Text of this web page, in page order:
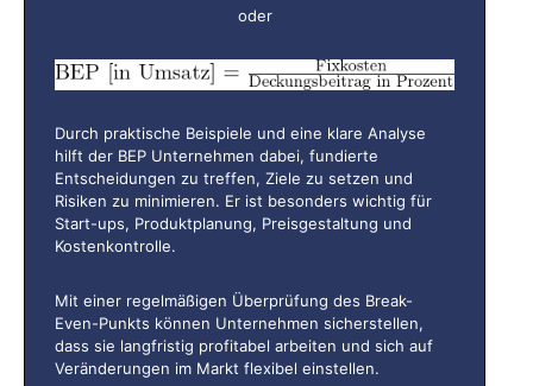
oder
Durch praktische Beispiele und eine klare Analyse
hilft der BEP Unternehmen dabei, fundierte
Entscheidungen zu treffen, Ziele zu setzen und
Risiken zu minimieren. Er ist besonders wichtig für
Start-ups, Produktplanung, Preisgestaltung und
Kostenkontrolle.
Mit einer regelmäßigen Überprüfung des Break-
Even-Punkts können Unternehmen sicherstellen,
dass sie langfristig profitabel arbeiten und sich auf
Veränderungen im Markt flexibel einstellen.